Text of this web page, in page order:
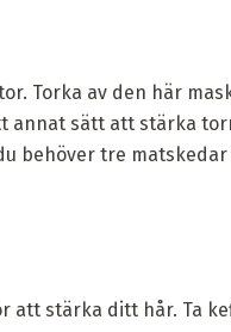
Torka av den här
annat sätt att stärka
behöver tre
att stärka ditt hår. Ta